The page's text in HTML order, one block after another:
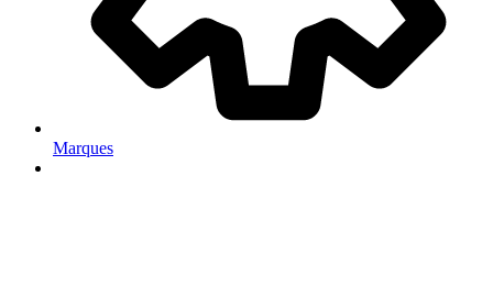
Marques